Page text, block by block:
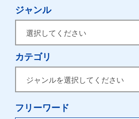
ジャンル
カテゴリ
フリーワード